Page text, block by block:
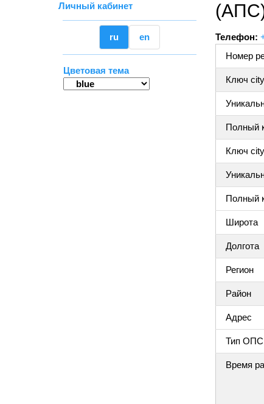
Личный кабинет
ru en
Цветовая тема
Телефон:
Номер
Ключ
Полный
Ключ
Полный
Широта
Долгота
Регион
Район
Адрес
Тип ОПС
Время